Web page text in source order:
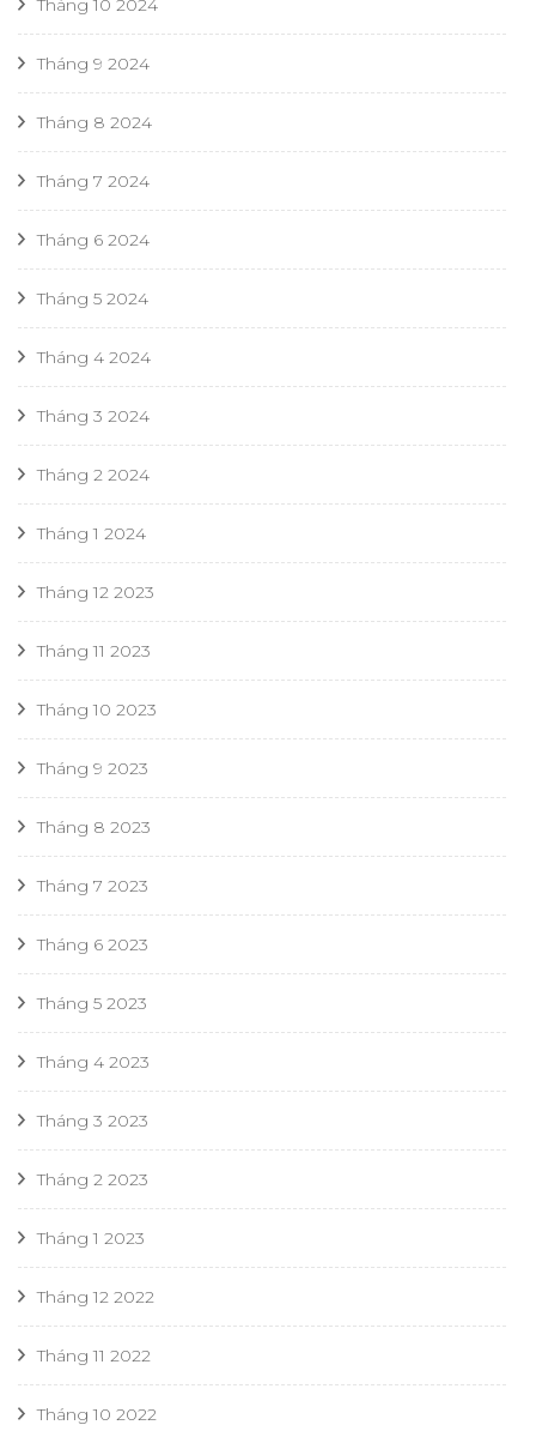
Tháng 10 2024
Tháng 9 2024
Tháng 8 2024
Tháng 7 2024
Tháng 6 2024
Tháng 5 2024
Tháng 4 2024
Tháng 3 2024
Tháng 2 2024
Tháng 1 2024
Tháng 12 2023
Tháng 11 2023
Tháng 10 2023
Tháng 9 2023
Tháng 8 2023
Tháng 7 2023
Tháng 6 2023
Tháng 5 2023
Tháng 4 2023
Tháng 3 2023
Tháng 2 2023
Tháng 1 2023
Tháng 12 2022
Tháng 11 2022
Tháng 10 2022